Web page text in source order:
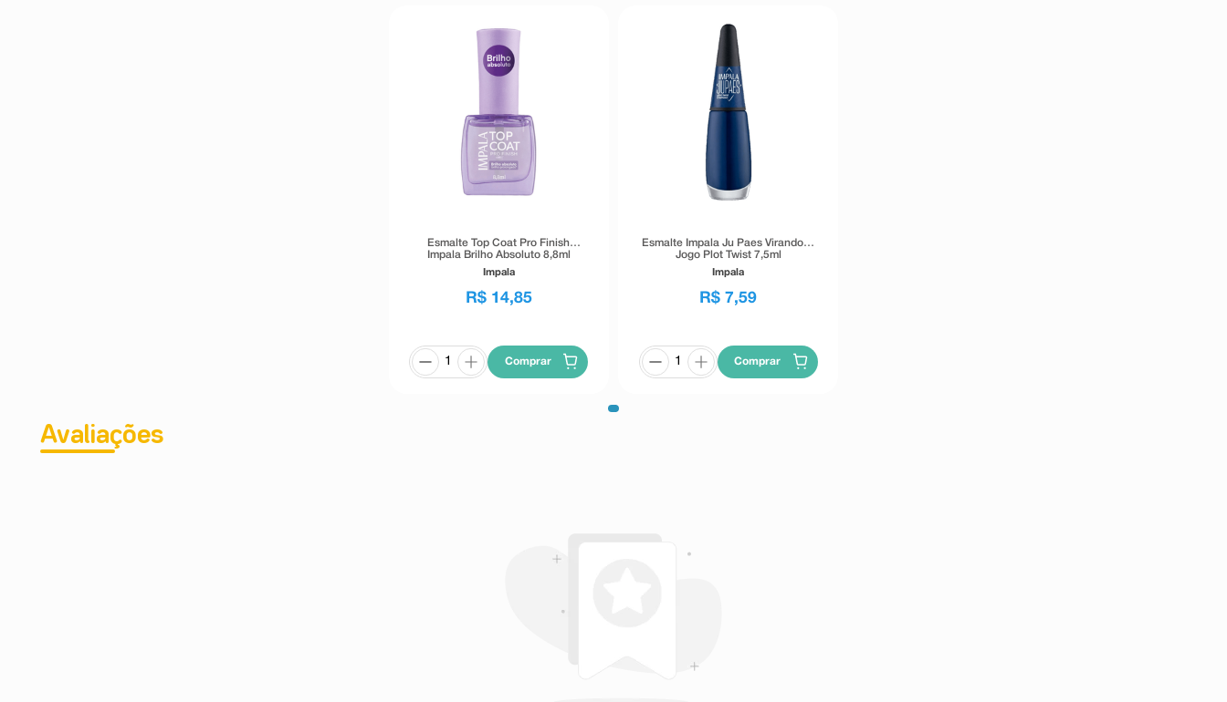
Esmalte Top Coat Pro Finish
Impala Brilho Absoluto 8,8ml
Impala
R$ 14,85
Comprar
Esmalte Impala Ju Paes Virando O
Jogo Plot Twist 7,5ml
Impala
R$ 7,59
Comprar
Avaliações